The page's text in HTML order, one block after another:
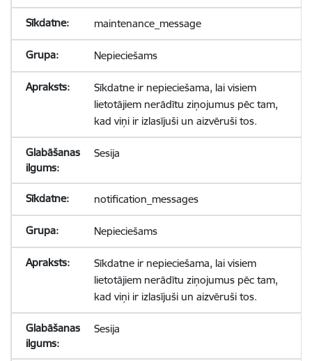
maintenance_message
Nepieciešams
Sīkdatne ir nepieciešama, lai visiem
lietotājiem nerādītu ziņojumus pēc tam,
kad viņi ir izlasījuši un aizvēruši tos.
Sesija
notification_messages
Nepieciešams
Sīkdatne ir nepieciešama, lai visiem
lietotājiem nerādītu ziņojumus pēc tam,
kad viņi ir izlasījuši un aizvēruši tos.
Sesija